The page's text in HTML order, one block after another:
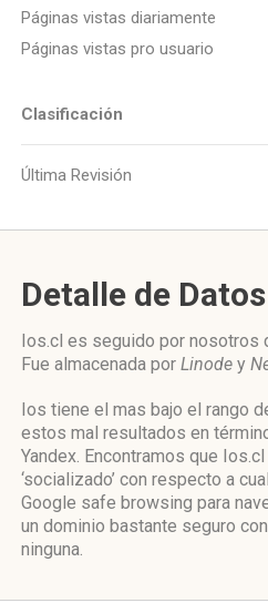
Páginas vistas diariamente
Páginas vistas pro usuario
Clasificación
Última Revisión
Detalle de
Ios.cl es seguido por nosotros
Fue almacenada por Linode y
Ios tiene el mas bajo el rango
estos mal resultados en
Yandex. Encontramos que
‘socializado’ con respecto a
Google safe browsing para
un dominio bastante seguro
ninguna.